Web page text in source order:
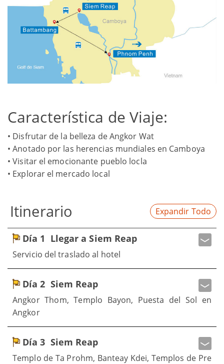
Característica de Viaje:
• Disfrutar de la belleza de Angkor Wat
• Anotado por las herencias mundiales en Camboya
• Visitar el emocionante pueblo locla
• Explorar el mercado local
Itinerario Expandir Todo
Día 1 Llegar a Siem Reap
Servicio del traslado al hotel
Día 2 Siem Reap
Angkor Thom, Templo Bayon, Puesta del Sol en
Angkor
Día 3 Siem Reap
Templo de Ta Prohm, Banteay Kdei, Templos de Pre